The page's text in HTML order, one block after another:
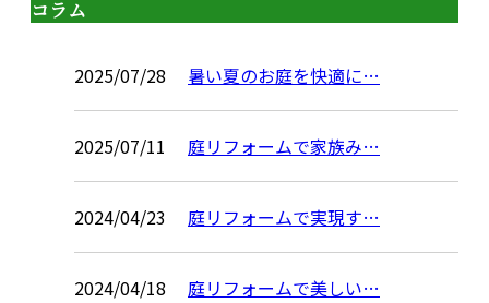
コラム
2025/07/28 暑い夏のお庭を快適に…
2025/07/11 庭リフォームで家族み…
2024/04/23 庭リフォームで実現す…
2024/04/18 庭リフォームで美しい…